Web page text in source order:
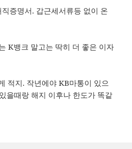
증명서. 갑근세서류등 없이 온
K뱅크 말고는 딱히 더 좋은 이자
적지. 작년에야 KB마통이 있으
을때랑 해지 이후나 한도가 똑같